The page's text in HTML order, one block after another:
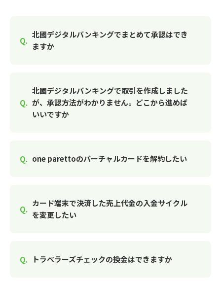
北國デジタルバンキングでまとめて承認はでき
ますか
北國デジタルバンキングで取引を作成しました
が、承認方法がわかりません。どこから進めば
いいですか
one parettoのバーチャルカードを解約したい
カード端末で決済した売上代金の入金サイクル
を変更したい
トラベラーズチェックの換金はできますか